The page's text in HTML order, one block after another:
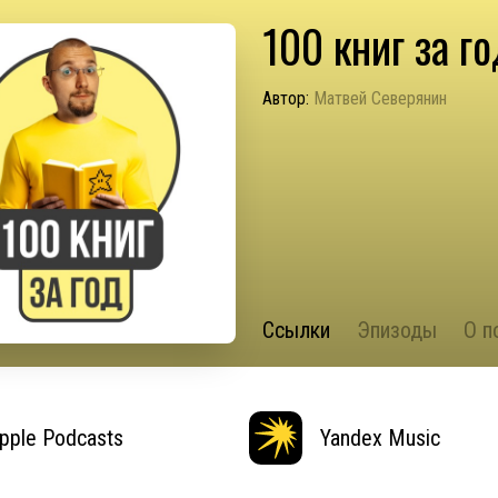
100 книг за
Автор: Матвей Северянин
Ссылки Эпизоды О
Podcasts Yandex Music